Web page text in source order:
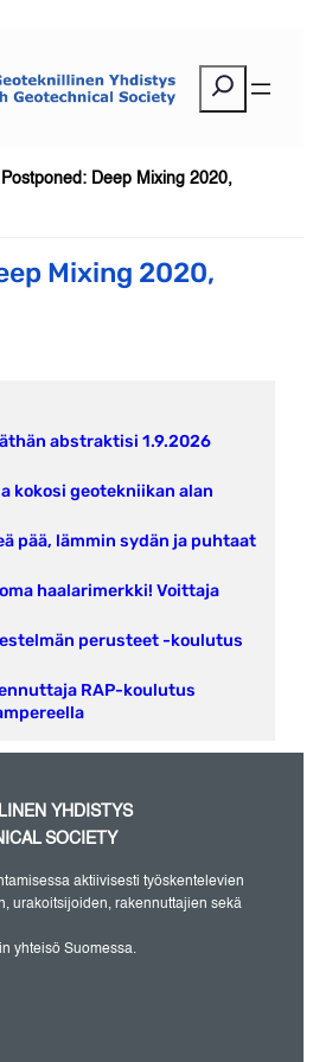
Postponed: Deep Mixing 2020,
Mixing 2020,
abstraktisi 1.9.2026
kokosi geotekniikan alan
pää, lämmin sydän ja puhtaat
haalarimerkki! Voittaja
perusteet -koulutus
RAP-koulutus
YHDISTYS
SOCIETY
aktiivisesti työskentelevien
urakoitsijoiden, rakennuttajien sekä
yhteisö Suomessa.